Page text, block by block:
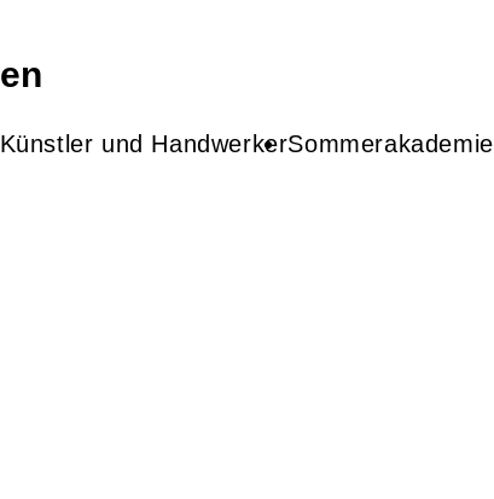
und HandwerkerSommerakademie